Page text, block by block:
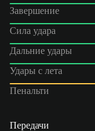
Завершение
Сила удара
Дальние удары
Удары с лета
Пенальти
Передачи